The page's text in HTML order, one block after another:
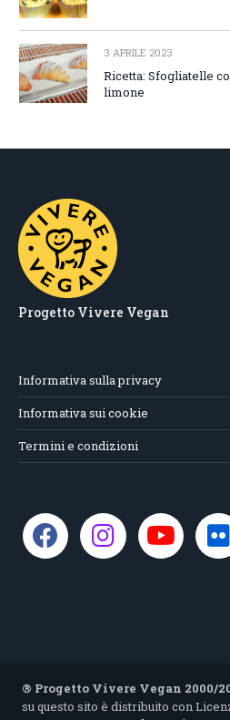
3 APRILE 2023
Ricetta: Sfogliatelle
limone
Progetto Vivere Vegan
Informativa sulla privacy
Informativa sui cookie
Termini e condizioni
® Progetto Vivere Vegan 2000/
su questo sito è distribuito con